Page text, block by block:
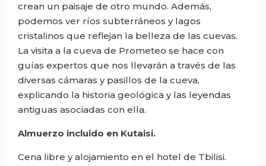
crean un paisaje de otro mundo. Además,
podemos ver ríos subterráneos y lagos
cristalinos que reflejan la belleza de las cuevas.
La visita a la cueva de Prometeo se hace con
guías expertos que nos llevarán a través de las
diversas cámaras y pasillos de la cueva,
explicando la historia geológica y las leyendas
antiguas asociadas con ella.
Almuerzo incluido en Kutaisi.
Cena libre y alojamiento en el hotel de Tbilisi.